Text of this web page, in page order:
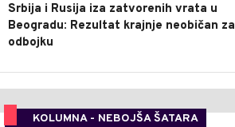
Srbija i Rusija iza zatvorenih vrata u
Beogradu: Rezultat krajnje neobičan za
odbojku
KOLUMNA - NEBOJŠA ŠATARA